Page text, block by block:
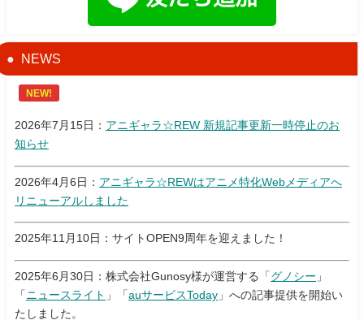
NEWS
NEW!
2026年7月15日： アニギャラ☆REW 新規記事更新一時停止のお
知らせ
2026年4月6日： アニギャラ☆REWはアニメ特化Webメディアへ
リニューアルしました
2025年11月10日：サイトOPEN9周年を迎えました！
2025年6月30日：株式会社Gunosy様が運営する「 グノシー 」
「 ニュースライト 」「 auサービスToday 」への記事提供を開始い
たしました。